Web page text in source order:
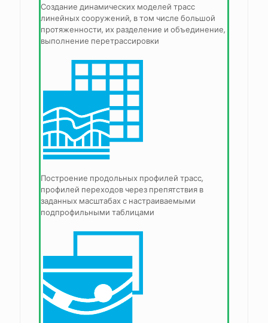
Создание динамических моделей трасс
линейных сооружений, в том числе большой
протяженности, их разделение и объединение,
выполнение перетрассировки
Построение продольных профилей трасс,
профилей переходов через препятствия в
заданных масштабах с настраиваемыми
подпрофильными таблицами